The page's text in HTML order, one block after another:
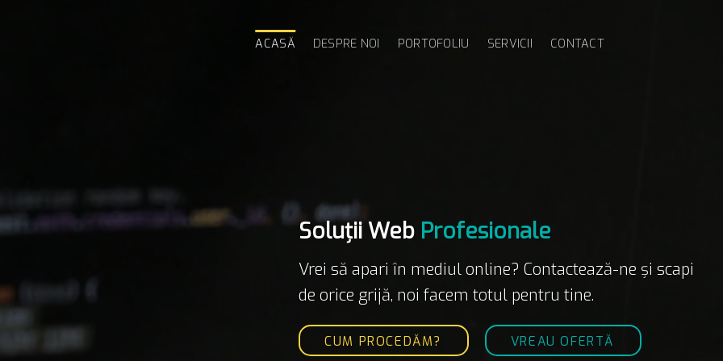
ACASĂ DESPRE NOI PORTOFOLIU SERVICII CONTACT
Soluții Web Profesionale
Vrei să apari în mediul online? Contactează-ne și scapi
de orice grijă, noi facem totul pentru tine.
CUM PROCEDĂM? VREAU OFERTĂ